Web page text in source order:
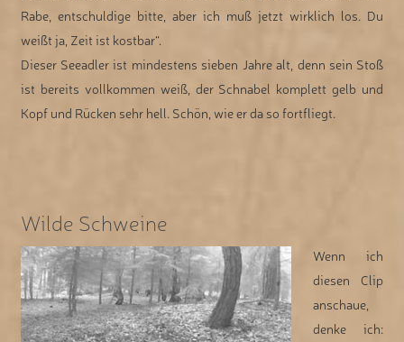
Rabe, entschuldige bitte, aber ich muß jetzt wirklich los. Du
weißt ja, Zeit ist kostbar“.
Dieser Seeadler ist mindestens sieben Jahre alt, denn sein Stoß
ist bereits vollkommen weiß, der Schnabel komplett gelb und
Kopf und Rücken sehr hell. Schön, wie er da so fortfliegt.
Wilde Schweine
Wenn ich
diesen Clip
anschaue,
denke ich: